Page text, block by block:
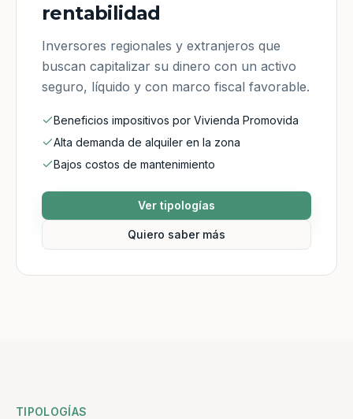
rentabilidad
Inversores regionales y extranjeros que
buscan capitalizar su dinero con un activo
seguro, líquido y con marco fiscal favorable.
Beneficios impositivos por Vivienda Promovida
Alta demanda de alquiler en la zona
Bajos costos de mantenimiento
Ver tipologías
Quiero saber más
TIPOLOGÍAS